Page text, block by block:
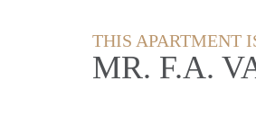
THIS APARTMENT
MR. F.A.